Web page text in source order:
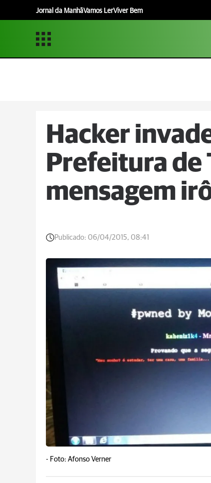
Jornal da ManhãVamos LerViver Bem
Hacker
Prefeitura de
mensagem
Publicado: 06/04/2015, 08:41
- Foto: Afonso Verner